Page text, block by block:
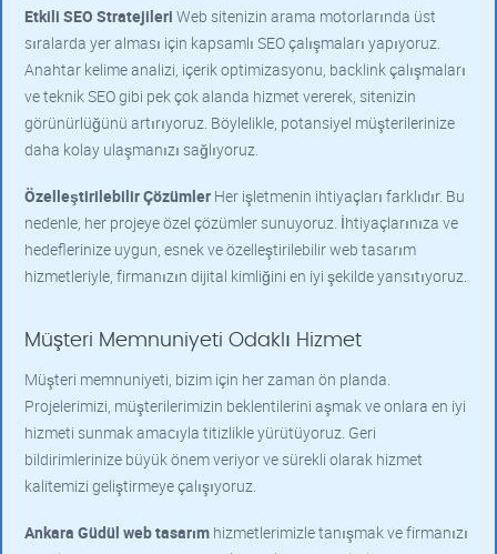
Etkili SEO Stratejileri Web sitenizin arama motorlarında üst
sıralarda yer alması için kapsamlı SEO çalışmaları yapıyoruz.
Anahtar kelime analizi, içerik optimizasyonu, backlink çalışmaları
ve teknik SEO gibi pek çok alanda hizmet vererek, sitenizin
görünürlüğünü artırıyoruz. Böylelikle, potansiyel müşterilerinize
daha kolay ulaşmanızı sağlıyoruz.
Özelleştirilebilir Çözümler Her işletmenin ihtiyaçları farklıdır. Bu
nedenle, her projeye özel çözümler sunuyoruz. İhtiyaçlarınıza ve
hedeflerinize uygun, esnek ve özelleştirilebilir web tasarım
hizmetleriyle, firmanızın dijital kimliğini en iyi şekilde yansıtıyoruz.
Müşteri Memnuniyeti Odaklı Hizmet
Müşteri memnuniyeti, bizim için her zaman ön planda.
Projelerimizi, müşterilerimizin beklentilerini aşmak ve onlara en iyi
hizmeti sunmak amacıyla titizlikle yürütüyoruz. Geri
bildirimlerinize büyük önem veriyor ve sürekli olarak hizmet
kalitemizi geliştirmeye çalışıyoruz.
Ankara Güdül web tasarım hizmetlerimizle tanışmak ve firmanızı